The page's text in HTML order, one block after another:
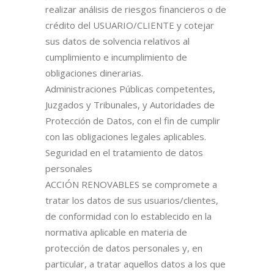
realizar análisis de riesgos financieros o de
crédito del USUARIO/CLIENTE y cotejar
sus datos de solvencia relativos al
cumplimiento e incumplimiento de
obligaciones dinerarias.
Administraciones Públicas competentes,
Juzgados y Tribunales, y Autoridades de
Protección de Datos, con el fin de cumplir
con las obligaciones legales aplicables.
Seguridad en el tratamiento de datos
personales
ACCIÓN RENOVABLES se compromete a
tratar los datos de sus usuarios/clientes,
de conformidad con lo establecido en la
normativa aplicable en materia de
protección de datos personales y, en
particular, a tratar aquellos datos a los que